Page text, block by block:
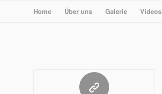
Home Über uns Galerie Videos